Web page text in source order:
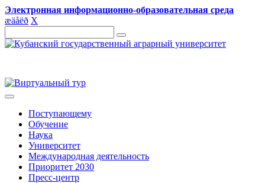
Электронная информационно-образовательная среда
æäåëð X
Поступающему
Обучение
Наука
Университет
Международная деятельность
Приоритет 2030
Пресс-центр